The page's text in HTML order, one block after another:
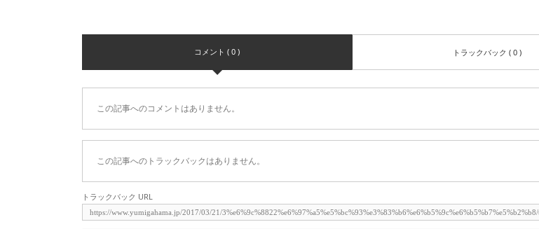
コメント ( 0 ) トラックバック ( 0 )
この記事へのコメントはありません。
この記事へのトラックバックはありません。
トラックバック URL